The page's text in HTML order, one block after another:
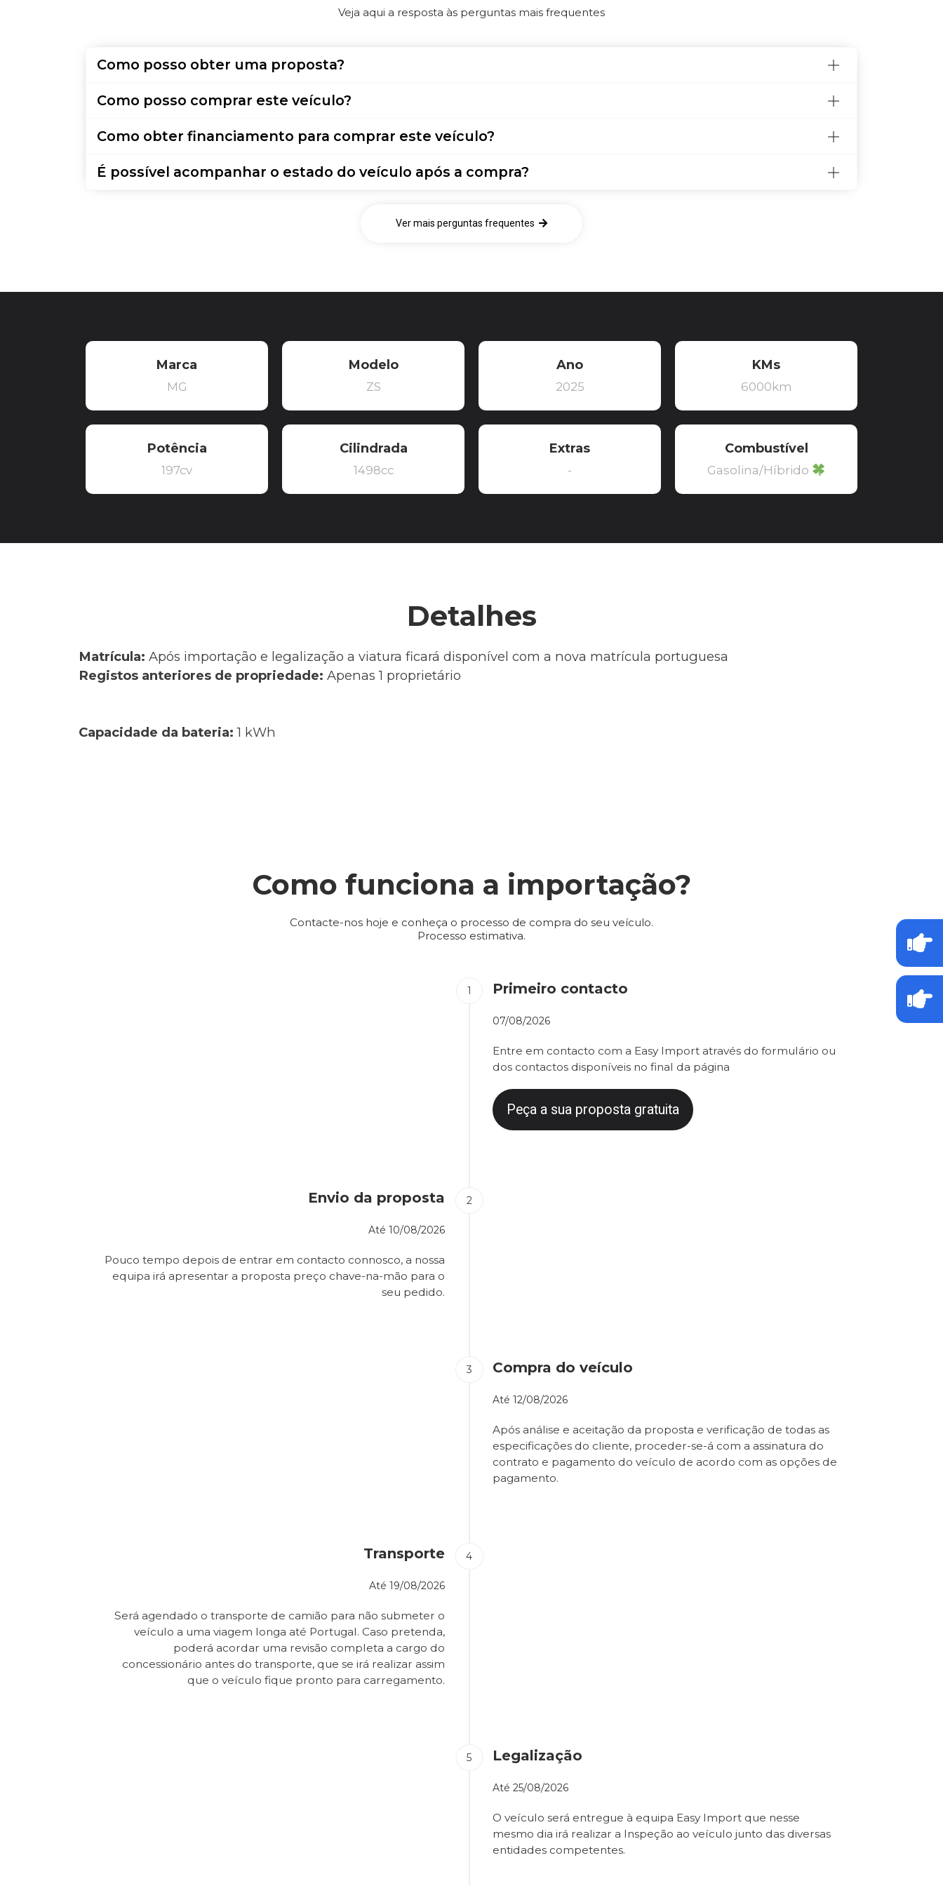
Veja aqui a resposta às perguntas mais frequentes
Como posso obter uma proposta?
Como posso comprar este veículo?
Como obter financiamento para comprar este veículo?
É possível acompanhar o estado do veículo após a compra?
Ver mais perguntas frequentes
Marca
MG
Modelo
ZS
Ano
2025
KMs
6000km
Potência
197cv
Cilindrada
1498cc
Extras
-
Combustível
Gasolina/Híbrido
Detalhes
Matrícula: Após importação e legalização a viatura ficará disponível com a nova matrícula portuguesa
Registos anteriores de propriedade: Apenas 1 proprietário
Capacidade da bateria:1 kWh
Como funciona a importação?
Contacte-nos hoje e conheça o processo de compra do seu veículo.
Processo estimativa.
Primeiro contacto
07/08/2026
Entre em contacto com a Easy Import através do formulário ou
dos contactos disponíveis no final da página
Peça a sua proposta gratuita
Envio da proposta
Até 10/08/2026
Pouco tempo depois de entrar em contacto connosco, a nossa
equipa irá apresentar a proposta preço chave-na-mão para o
seu pedido.
Compra do veículo
Até 12/08/2026
Após análise e aceitação da proposta e verificação de todas as
especificações do cliente, proceder-se-á com a assinatura do
contrato e pagamento do veículo de acordo com as opções de
pagamento.
Transporte
Até 19/08/2026
Será agendado o transporte de camião para não submeter o
veículo a uma viagem longa até Portugal. Caso pretenda,
poderá acordar uma revisão completa a cargo do
concessionário antes do transporte, que se irá realizar assim
que o veículo fique pronto para carregamento.
Legalização
Até 25/08/2026
O veículo será entregue à equipa Easy Import que nesse
mesmo dia irá realizar a Inspeção ao veículo junto das diversas
entidades competentes.